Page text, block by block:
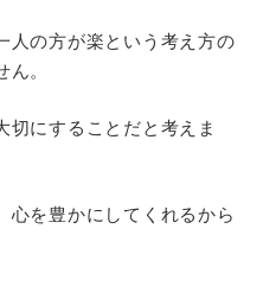
人の方が楽という考え方の
。
切にすることだと考えま
心を豊かにしてくれるから